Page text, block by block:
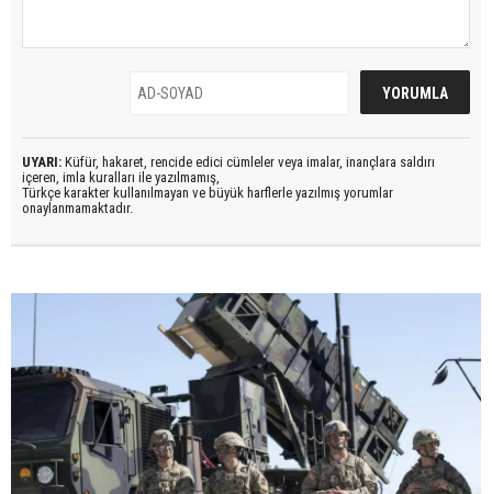
UYARI: Küfür, hakaret, rencide edici cümleler veya imalar, inançlara saldırı
içeren, imla kuralları ile yazılmamış,
Türkçe karakter kullanılmayan ve büyük harflerle yazılmış yorumlar
onaylanmamaktadır.